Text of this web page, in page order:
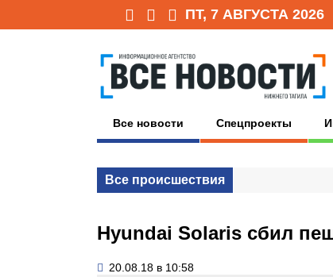
ПТ, 7 АВГУСТА 2026
Все новости Спецпроекты
Все происшествия
Hyundai Solaris сбил
20.08.18 в 10:58